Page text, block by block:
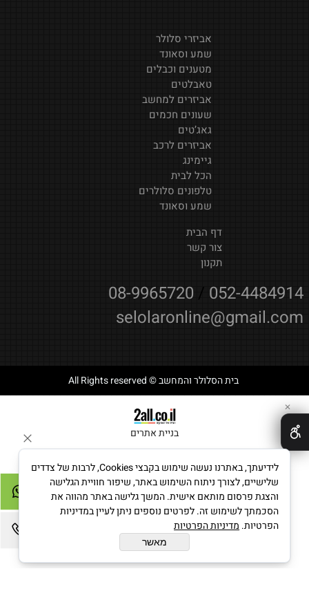
אביזרי סלולר
שמע וסאונד
מטענים וכבלים
טאבלטים
אביזרים למחשב
שעונים חכמים
גאג’טים
אביזרים לרכב
גיימינג
הכל לבית
טלפונים סלולרים
שמע וסאונד
דף הבית
צור קשר
תקנון
052-4484914
08-9965720
selolaronline@gmail.com
בית הסלולר והמחשב © All Rights reserved
בניית אתרים
✕
לידיעתך, באתרנו נעשה שימוש בקבצי Cookies, לרבות של צדדים
שלישיים, לצורך ניתוח השימוש באתר, שיפור חוויית הגלישה
והצגת פרסום מותאם אישית. המשך גלישה באתר מהווה את
הסכמתך לשימוש זה. לפרטים נוספים ניתן לעיין במדיניות
הפרטיות. מדיניות הפרטיות
מאשר